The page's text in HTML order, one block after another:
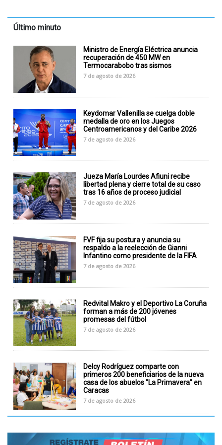
Último minuto
Ministro de Energía Eléctrica anuncia
recuperación de 450 MW en
Termocarabobo tras sismos
7 de agosto de 2026
Keydomar Vallenilla se cuelga doble
medalla de oro en los Juegos
Centroamericanos y del Caribe 2026
7 de agosto de 2026
Jueza María Lourdes Afiuni recibe
libertad plena y cierre total de su caso
tras 16 años de proceso judicial
7 de agosto de 2026
FVF fija su postura y anuncia su
respaldo a la reelección de Gianni
Infantino como presidente de la FIFA
7 de agosto de 2026
Redvital Makro y el Deportivo La Coruña
forman a más de 200 jóvenes
promesas del fútbol
7 de agosto de 2026
Delcy Rodríguez comparte con
primeros 200 beneficiarios de la nueva
casa de los abuelos "La Primavera" en
Caracas
7 de agosto de 2026